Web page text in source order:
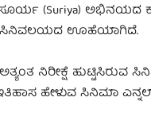
(Suriya) ಅಭಿನಯದ
ಸಿನಿವಲಯದ ಊಹೆಯಾಗಿದೆ.
ನಿರೀಕ್ಷೆ ಹುಟ್ಟಿಸಿರುವ
ಹೇಳುವ ಸಿನಿಮಾ